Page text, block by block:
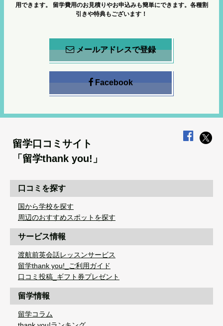
用できます。
留学費用のお見積りやお申込みも簡単にできます。各種割
引きや特典もございます！
メールアドレスで登録
Facebook
留学口コミサイト
「留学thank you!」
口コミを探す
国から学校を探す
周辺のおすすめスポットを探す
サービス情報
渡航前英会話レッスンサービス
留学thank you!_ご利用ガイド
口コミ投稿_ギフト券プレゼント
留学情報
留学コラム